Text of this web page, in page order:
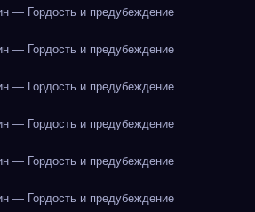
— Гордость и предубеждение
— Гордость и предубеждение
— Гордость и предубеждение
— Гордость и предубеждение
— Гордость и предубеждение
— Гордость и предубеждение